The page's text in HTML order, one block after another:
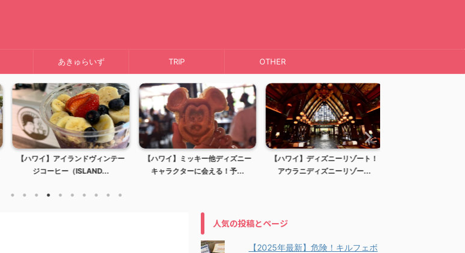
あきゅらいず TRIP OTHER
【ハワイ】アイランドヴィンテー
ジコーヒー（ISLAND...
【ハワイ】ミッキー他ディズニー
キャラクターに会える！予...
【ハワイ】ディズニーリゾート！
アウラニディズニーリゾー...
人気の投稿とページ
【2025年最新】危険！キルフェボ